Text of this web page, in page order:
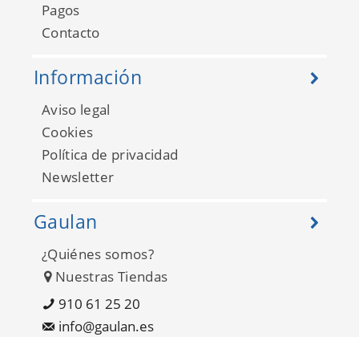
Matieres Wood 337222
Matieres Wood 337223
Pagos
Contacto
Información
Aviso legal
Cookies
Política de privacidad
Newsletter
Gaulan
¿Quiénes somos?
Nuestras Tiendas
910 61 25 20
info@gaulan.es